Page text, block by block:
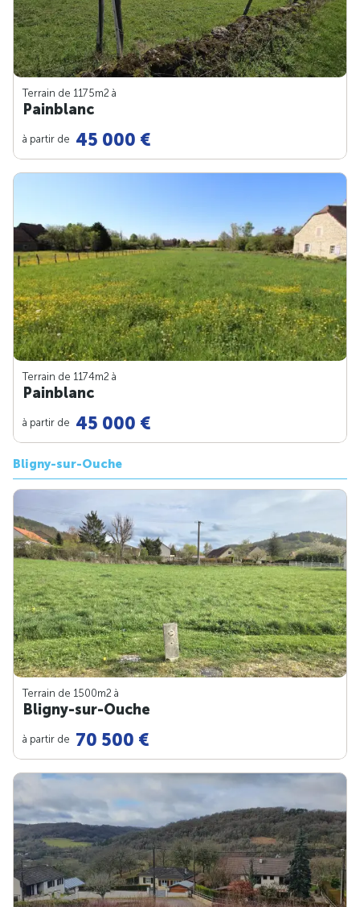
Terrain de 1175m2 à
Painblanc
à partir de 45 000 €
Terrain de 1174m2 à
Painblanc
à partir de 45 000 €
Bligny-sur-Ouche
Terrain de 1500m2 à
Bligny-sur-Ouche
à partir de 70 500 €